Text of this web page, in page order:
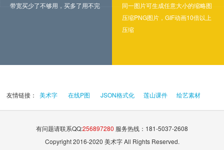
带宽买少了不够用，买多了用不完
同一图片可生成任意大小的缩略图
压缩PNG图片，GIF动画10倍以上
压缩
友情链接：美术字 在线P图 JSON格式化 莲山课件 绘艺素材
有问题请联系QQ:256897280 服务热线：181-5037-2608
Copyright 2016-2020 美术字 All Rights Reserved.